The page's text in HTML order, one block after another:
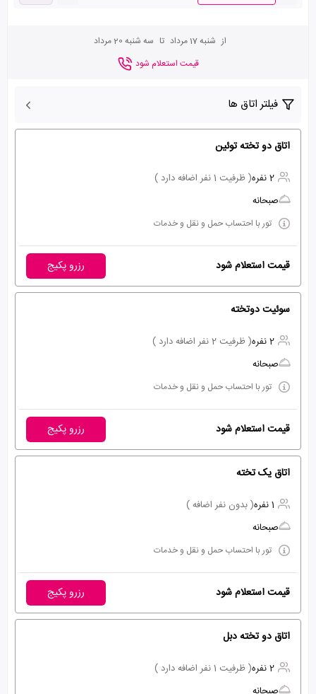
از شنبه 17 مرداد تا سه شنبه 20 مرداد
قیمت استعلام شود
فیلتر اتاق ها
اتاق دو تخته توئین
2 نفره
( ظرفیت 1 نفر اضافه دارد )
صبحانه
تور با احتساب حمل و نقل و خدمات
قیمت استعلام شود رزرو پکیج
سوئیت دوتخته
2 نفره
( ظرفیت 2 نفر اضافه دارد )
صبحانه
تور با احتساب حمل و نقل و خدمات
قیمت استعلام شود رزرو پکیج
اتاق یک تخته
1 نفره
( بدون نفر اضافه )
صبحانه
تور با احتساب حمل و نقل و خدمات
قیمت استعلام شود رزرو پکیج
اتاق دو تخته دبل
2 نفره
( ظرفیت 1 نفر اضافه دارد )